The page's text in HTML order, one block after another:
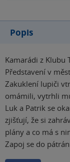
Popis
Kamarádi z Klubu
Představení v
Zakuklení lupiči
omámili, vytrhli
Luk a Patrik se
zjišťují, že si
plány a co má s
Zapoj se do